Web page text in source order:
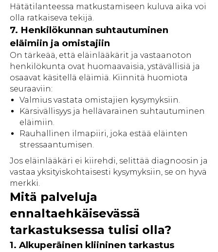
Hätätilanteessa matkustamiseen kuluva aika voi
olla ratkaiseva tekijä.
7. Henkilökunnan suhtautuminen
eläimiin ja omistajiin
On tärkeää, että eläinlääkärit ja vastaanoton
henkilökunta ovat huomaavaisia, ystävällisiä ja
osaavat käsitellä eläimiä. Kiinnitä huomiota
seuraaviin:
Valmius vastata omistajien kysymyksiin.
Kärsivällisyys ja hellävarainen suhtautuminen
eläimiin.
Rauhallinen ilmapiiri, joka estää eläinten
stressaantumisen.
Jos eläinlääkäri ei kiirehdi, selittää diagnoosin ja
vastaa yksityiskohtaisesti kysymyksiin, se on hyvä
merkki.
Mitä palveluja
ennaltaehkäisevässä
tarkastuksessa tulisi olla?
1. Alkuperäinen kliininen tarkastus